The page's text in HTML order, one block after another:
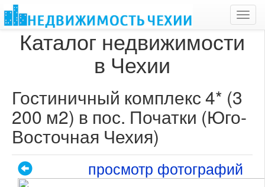
Каталог недвижимости
в Чехии
Гостиничный комплекс 4* (3
200 м2) в пос. Початки (Юго-
Восточная Чехия)
просмотр фотографий